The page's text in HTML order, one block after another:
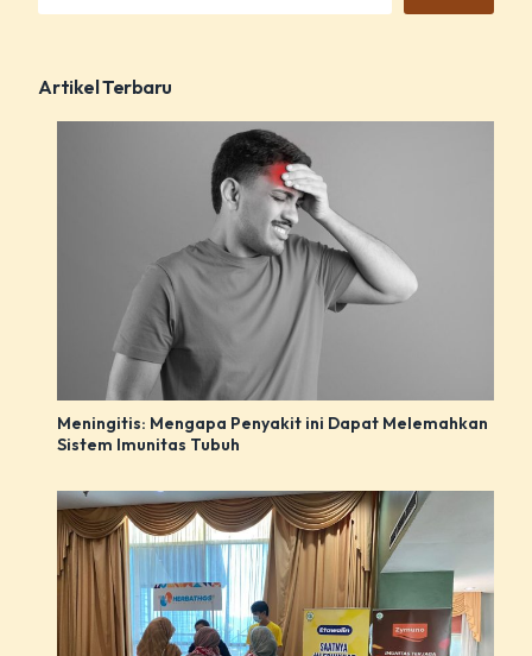
Artikel Terbaru
Meningitis: Mengapa Penyakit ini Dapat Melemahkan
Sistem Imunitas Tubuh